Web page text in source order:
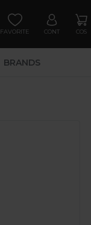
FAVORITE CONT COS
BRANDS